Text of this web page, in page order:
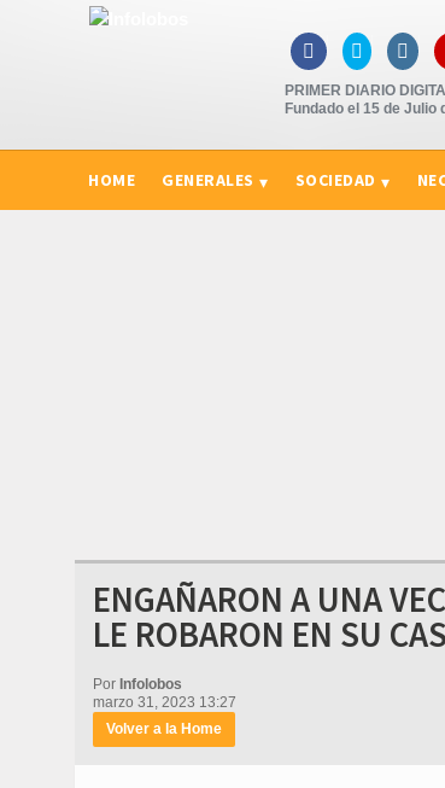
  
PRIMER DIARIO
Fundado el 15 de Julio
HOME GENERALES SOCIEDAD
ENGAÑARON A UNA
LE ROBARON EN SU
Por Infolobos
marzo 31, 2023 13:27
Volver a la Home